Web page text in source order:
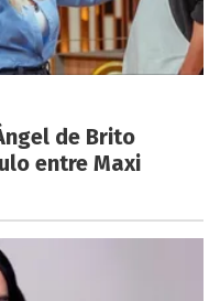
de Brito
entre Maxi